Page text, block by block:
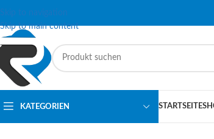
Skip to navigation
Skip to main content
KATEGORIEN STARTSEITE